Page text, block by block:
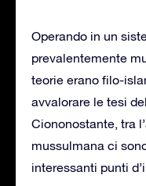
Operando in un
prevalentemente
teorie erano filo-
avvalorare le tesi
Ciononostante, tra
mussulmana ci
interessanti punti